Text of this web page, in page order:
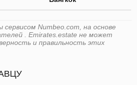
Numbeo.com, на основе
. Emirates.estate не может
и правильность этих